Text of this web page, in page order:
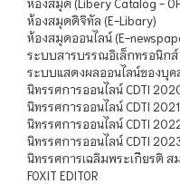
ห้องสมุดดิจิทัล (E-Libary)
ห้องสมุดออนไลน์ (E-
ระบบสารบรรณอิเล็กทรอนิกส์
ระบบแสดงผลออนไลน์ของบุค
นิทรรศการออนไลน์ CDTI
นิทรรศการออนไลน์ CDTI 2021
นิทรรศการออนไลน์ CDTI
นิทรรศการออนไลน์ CDTI
นิทรรศการเฉลิมพระเกียรติ ส
FOXIT EDITOR